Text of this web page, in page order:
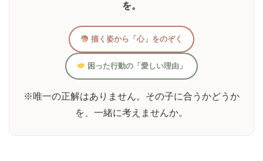
を。
描く姿から「心」をのぞく
困った行動の「愛しい理由」
※唯一の正解はありません。その子に合うかどうか
を、一緒に考えませんか。